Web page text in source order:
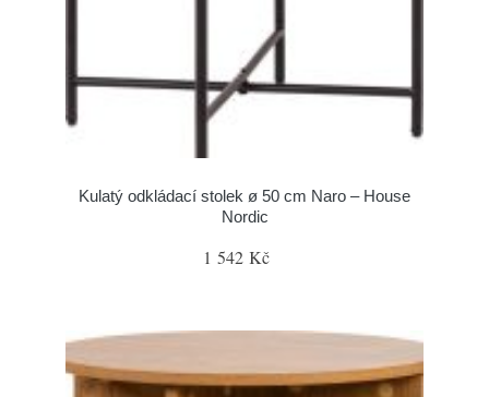
Kulatý odkládací stolek ø 50 cm Naro – House
Nordic
1 542 Kč